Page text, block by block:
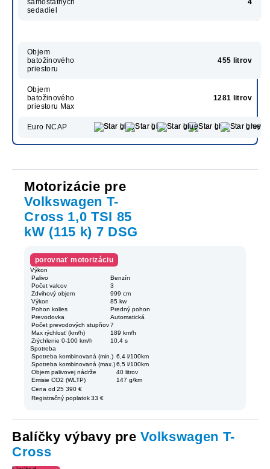
sedadiel
Objem
batožinového
priestoru
455 litrov
Objem
batožinového
priestoru Max
1281 litrov
Euro NCAP
Motorizácie pre
Volkswagen T-
Cross 1,0 TSI 85
kW (115 k) 7 DSG
porovnať motorizáciu
Výkon
Palivo
Benzín
Počet valcov
3
Zdvihový objem
999 cm
Výkon
85 kw
Pohon kolies
Predný pohon
Prevodovka
Automatická
Počet prevodových stupňov 7
Max rýchlosť (km/h)
189 km/h
Zrýchlenie 0-100 km/h
10.4 s
Spotreba
Spotreba kombinovaná (min.) 6,4 l/100km
Spotreba kombinovaná (max.) 6,5 l/100km
Objem palivovej nádrže
40 litrov
Emisie CO2 (WLTP)
147 g/km
Cena od 25 390 €
Registračný poplatok 33 €
Balíčky výbavy preVolkswagen T-
Cross